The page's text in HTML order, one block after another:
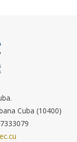
Cuba (10400)